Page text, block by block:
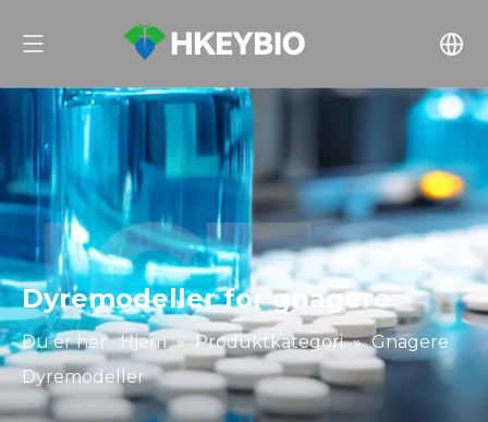
Dyremodeller for gnagere
Du er her: Hjem » Produktkategori » Gnagere
Dyremodeller